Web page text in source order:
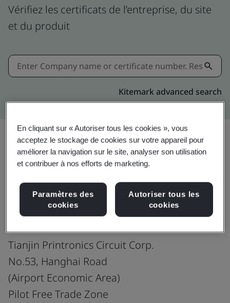
Vérifiez les certificats de l’entreprise, du site
et du produit
Kitemark advanced search
Partager:
ISO 45001:2018
Tianjin Printronics Circuit Corp.
No.53, Hanghai Road
(Airport Economic Area)
Pilot Free Trade Zone
En cliquant sur « Autoriser tous les cookies », vous
acceptez le stockage de cookies sur votre appareil pour
améliorer la navigation sur le site, analyser son utilisation
et contribuer à nos efforts de marketing.
Paramètres des
cookies
Autoriser tous les
cookies